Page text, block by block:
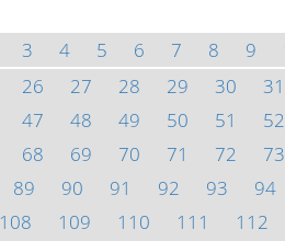
3 4 5 6 7 8 9
26 27 28 29 30 31
47 48 49 50 51 52
68 69 70 71 72 73
89 90 91 92 93 94
108 109 110 111 112